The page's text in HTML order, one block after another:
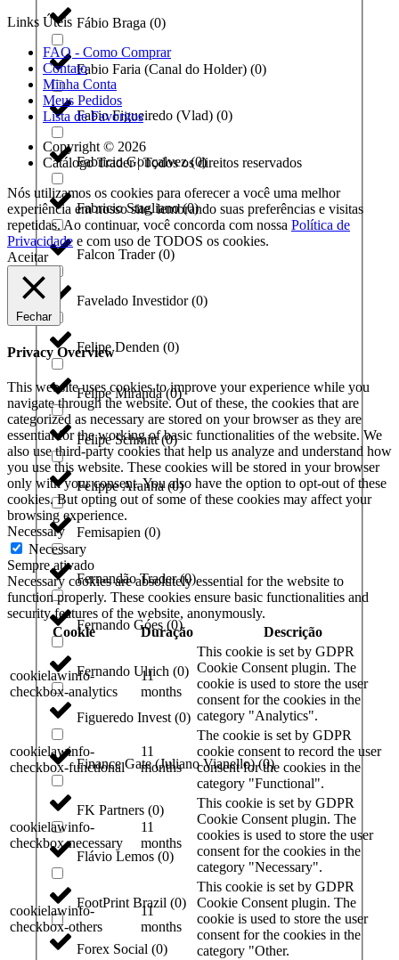
Fábio Braga (0)
Fabio Faria (Canal do Holder) (0)
Fabio Figueiredo (Vlad) (0)
Fabricio Gonçalvez(0)
Fabricio Stagliano(0)
Falcon Trader(0)
Favelado Investidor(0)
Felipe Denden (0)
Felipe Miranda(0)
Felipe Schmitt(0)
Felippe Aranha(0)
Femisapien (0)
Fernandão Trader(0)
Fernando Góes (0)
Fernando Ulrich (0)
Figueredo Invest(0)
Finance Gate (Juliano Vianello)(0)
FK Partners (0)
Flávio Lemos (0)
FootPrint Brazil (0)
Forex Social (0)
Links Úteis
FAQ - Como Comprar
Contato
Minha Conta
Meus Pedidos
Lista de Favoritos
Copyright © 2026
Catálogo Trader | Todos os direitos reservados
Nós utilizamos os cookies para oferecer a você uma melhor
experiência em nosso site, lembrando suas preferências e visitas
repetidas. Ao continuar, você concorda com nossa Política de
Privacidade e com uso de TODOS os cookies.
Aceitar
Fechar
Privacy Overview
This website uses cookies to improve your experience while you
navigate through the website. Out of these, the cookies that are
categorized as necessary are stored on your browser as they are
essential for the working of basic functionalities of the website. We
also use third-party cookies that help us analyze and understand how
you use this website. These cookies will be stored in your browser
only with your consent. You also have the option to opt-out of these
cookies. But opting out of some of these cookies may affect your
browsing experience.
Necessary
Necessary
Sempre ativado
Necessary cookies are absolutely essential for the website to
function properly. These cookies ensure basic functionalities and
security features of the website, anonymously.
Cookie
Duração Descrição
cookielawinfo-
checkbox-analytics
11
months
This cookie is set by GDPR
Cookie Consent plugin. The
cookie is used to store the user
consent for the cookies in the
category "Analytics".
cookielawinfo-
checkbox-functional
11
months
The cookie is set by GDPR
cookie consent to record the user
consent for the cookies in the
category "Functional".
cookielawinfo-
checkbox-necessary
11
months
This cookie is set by GDPR
Cookie Consent plugin. The
cookies is used to store the user
consent for the cookies in the
category "Necessary".
cookielawinfo-
checkbox-others
11
months
This cookie is set by GDPR
Cookie Consent plugin. The
cookie is used to store the user
consent for the cookies in the
category "Other.